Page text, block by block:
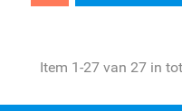
Item 1-27 van 27 in